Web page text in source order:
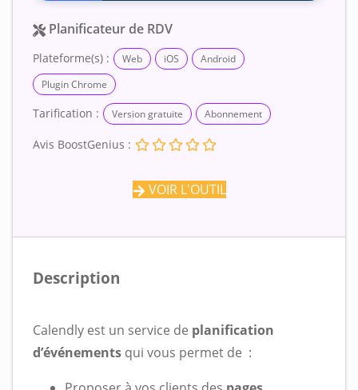
Planificateur de RDV
Plateforme(s) : Web iOS
Android
Plugin Chrome
Tarification : Version gratuite Abonnement
Avis BoostGenius :
VOIR L'OUTIL
Description
Calendly est un service de planification
d’événements qui vous permet de :